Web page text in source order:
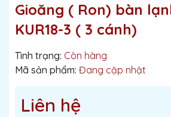
Gioăng ( Ron) bàn
KUR18-3 ( 3 cánh)
Tình trạng: Còn hàng
Mã sản phẩm: Đang cập nhật
Liên hệ